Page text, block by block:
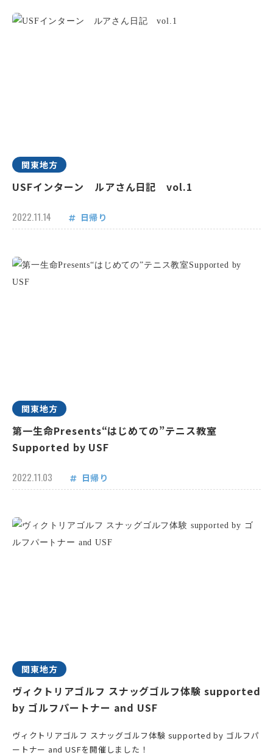
関東地方
USFインターン ルアさん日記 vol.1
2022.11.14 日帰り
関東地方
第一生命Presents“はじめての”テニス教室
Supported by USF
2022.11.03 日帰り
関東地方
ヴィクトリアゴルフ スナッグゴルフ体験 supported
by ゴルフパートナー and USF
ヴィクトリアゴルフ スナッグゴルフ体験 supported by ゴルフパ
ートナー and USFを開催しました！